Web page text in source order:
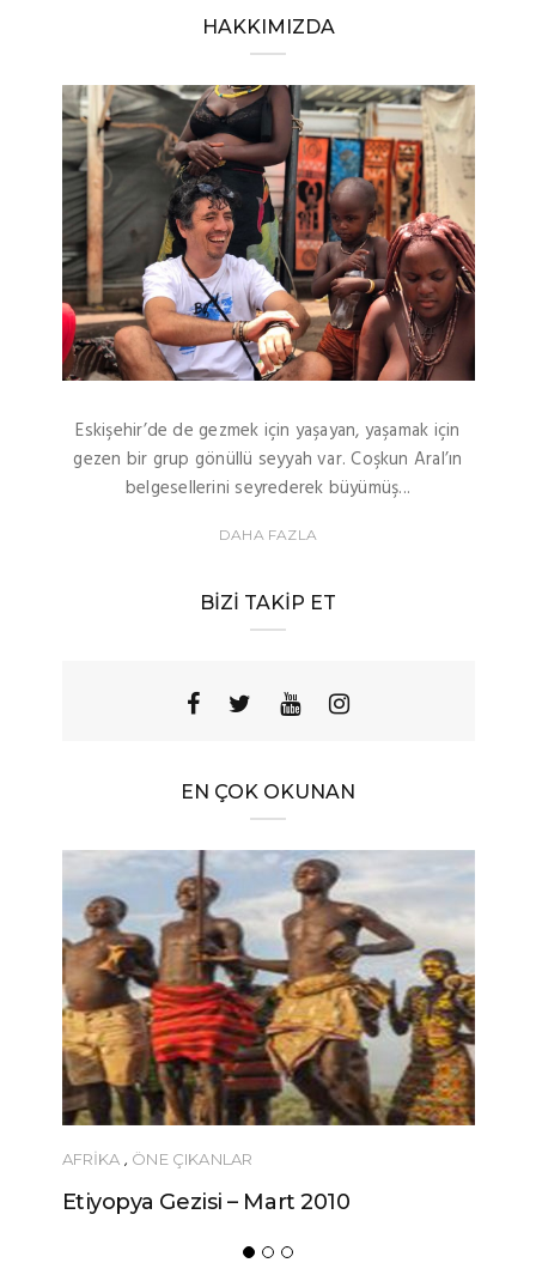
HAKKIMIZDA
Eskişehir’de de gezmek için yaşayan, yaşamak için
gezen bir grup gönüllü seyyah var. Coşkun Aral’ın
belgesellerini seyrederek büyümüş...
DAHA FAZLA
BIZI TAKIP ET
EN ÇOK OKUNAN
AFRIKA , ÖNE ÇIKANLAR
Etiyopya Gezisi – Mart 2010